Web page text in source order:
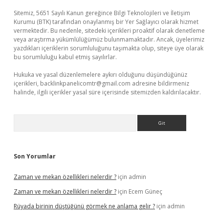
Sitemiz, 5651 Sayılı Kanun gereğince Bilgi Teknolojileri ve İletişim
Kurumu (BTK) tarafından onaylanmış bir Yer Sağlayıcı olarak hizmet
vermektedir. Bu nedenle, sitedeki içerikleri proaktif olarak denetleme
veya araştırma yükümlülüğümüz bulunmamaktadır. Ancak, üyelerimiz
yazdıkları içeriklerin sorumluluğunu taşımakta olup, siteye üye olarak
bu sorumluluğu kabul etmiş sayılırlar.
Hukuka ve yasal düzenlemelere aykırı olduğunu düşündüğünüz
içerikleri, backlinkpanelicomtr@gmail.com adresine bildirmeniz
halinde, ilgili içerikler yasal süre içerisinde sitemizden kaldırılacaktır.
Son Yorumlar
Zaman ve mekan özellikleri nelerdir ? için admin
Zaman ve mekan özellikleri nelerdir ? için Ecem Güneç
Rüyada birinin düştüğünü görmek ne anlama gelir ? için admin